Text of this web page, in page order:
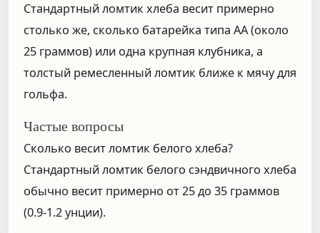
Стандартный ломтик хлеба весит примерно
столько же, сколько батарейка типа AA (около
25 граммов) или одна крупная клубника, а
толстый ремесленный ломтик ближе к мячу для
гольфа.
Частые вопросы
Сколько весит ломтик белого хлеба?
Стандартный ломтик белого сэндвичного хлеба
обычно весит примерно от 25 до 35 граммов
(0.9-1.2 унции).